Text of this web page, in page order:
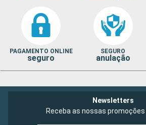
PAGAMENTO ONLINE
seguro
SEGURO
anulação
Newsletters
Receba as nossas